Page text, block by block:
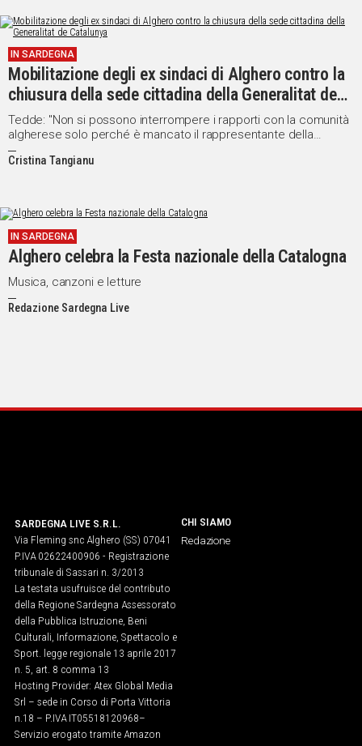
POLITICA
IN
ITALIA
NEL
MONDO
SPORT
EVENTI
STORIE
Vai
UNISCITI
Social
IN SARDEGNA
Mobilitazione degli ex sindaci di Alghero contro la
chiusura della sede cittadina della Generalitat de
Catalunya
Tedde: "Non si possono interrompere i rapporti con la comunità
algherese solo perché è mancato il rappresentante della
comunità catalana"
Cristina Tangianu
IN SARDEGNA
Alghero celebra la Festa nazionale della Catalogna
Musica, canzoni e letture
Redazione Sardegna Live
SARDEGNA LIVE S.R.L.
Via Fleming snc Alghero (SS) 07041
P.IVA 02622400906 - Registrazione
tribunale di Sassari n. 3/2013
La testata usufruisce del contributo
della Regione Sardegna Assessorato
della Pubblica Istruzione, Beni
Culturali, Informazione, Spettacolo e
Sport. legge regionale 13 aprile 2017
n. 5, art. 8 comma 13
Hosting Provider: Atex Global Media
Srl – sede in Corso di Porta Vittoria
n.18 – P.IVA IT05518120968​–
Servizio erogato tramite Amazon
CHI SIAMO
Redazione